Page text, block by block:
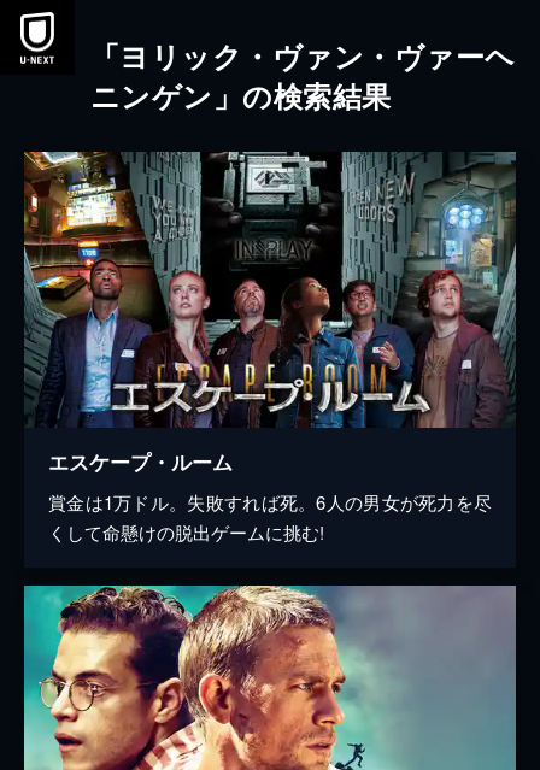
本文へスキップ
「ヨリック・ヴァン・ヴァーヘ
ニンゲン」の検索結果
エスケープ・ルーム
賞金は1万ドル。失敗すれば死。6人の男女が死力を尽
くして命懸けの脱出ゲームに挑む!